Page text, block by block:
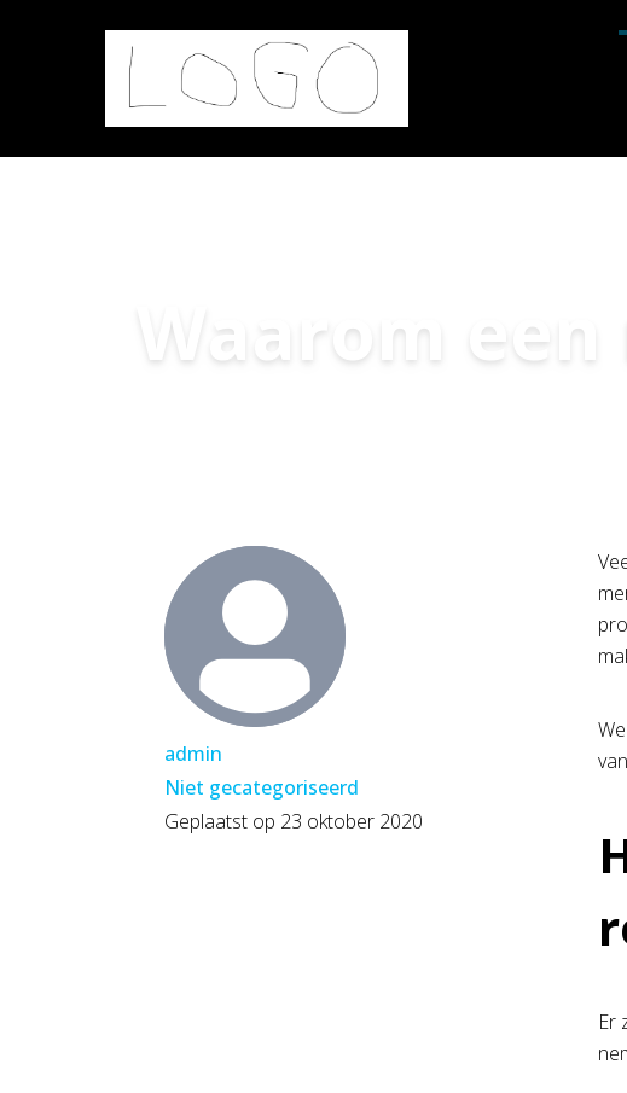
Waarom
admin
Niet gecategoriseerd
Geplaatst op 23 oktober 2020
Er